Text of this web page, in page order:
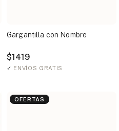
Gargantilla con Nombre
$1419
✓ ENVÍOS GRATIS
OFERTAS